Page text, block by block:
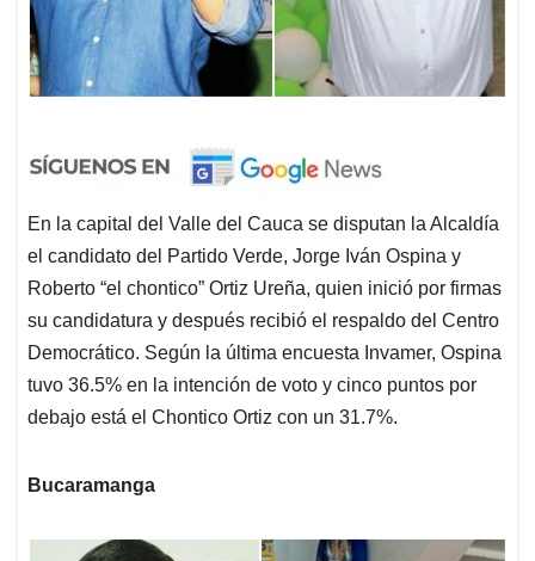
En la capital del Valle del Cauca se disputan la Alcaldía
el candidato del Partido Verde, Jorge Iván Ospina y
Roberto “el chontico” Ortiz Ureña, quien inició por firmas
su candidatura y después recibió el respaldo del Centro
Democrático. Según la última encuesta Invamer, Ospina
tuvo 36.5% en la intención de voto y cinco puntos por
debajo está el Chontico Ortiz con un 31.7%.
Bucaramanga